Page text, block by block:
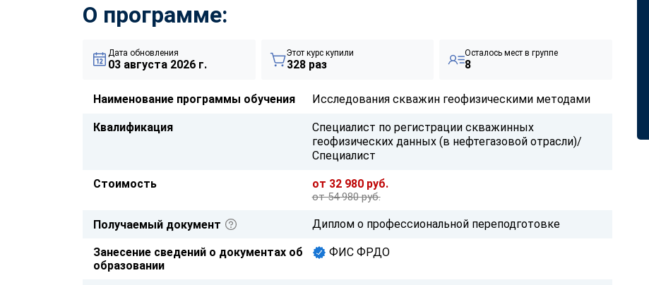
О программе:
Дата обновления
03 августа 2026 г.
Этот курс купили
328 раз
Осталось мест в группе
8
Наименование программы обучения Исследования скважин геофизическими методами
Квалификация
Специалист по регистрации скважинных
геофизических данных (в нефтегазовой отрасли)/
Специалист
Стоимость от 32 980 руб.
от 54 980 руб.
Получаемый документ Диплом о профессиональной переподготовке
Занесение сведений о документах об
образовании
ФИС ФРДО